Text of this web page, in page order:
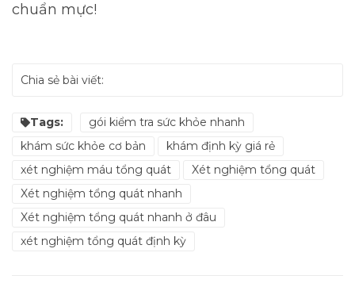
chuẩn mực!
Chia sẻ bài viết:
Tags:
gói kiểm tra sức khỏe nhanh
khám sức khỏe cơ bản
khám định kỳ giá rẻ
xét nghiệm máu tổng quát
Xét nghiệm tổng quát
Xét nghiệm tổng quát nhanh
Xét nghiệm tổng quát nhanh ở đâu
xét nghiệm tổng quát định kỳ